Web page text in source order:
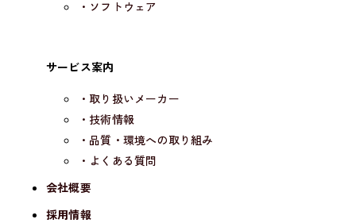
・ソフトウェア
サービス案内
・取り扱いメーカー
・技術情報
・品質・環境への取り組み
・よくある質問
会社概要
採用情報